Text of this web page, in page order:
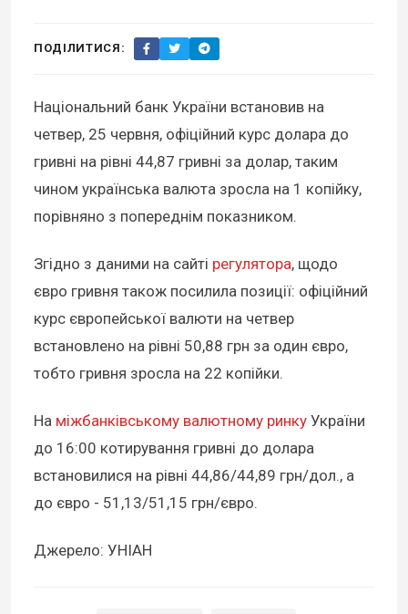
ПОДІЛИТИСЯ:
Національний банк України встановив на
четвер, 25 червня, офіційний курс долара до
гривні на рівні 44,87 гривні за долар, таким
чином українська валюта зросла на 1 копійку,
порівняно з попереднім показником.
Згідно з даними на сайті регулятора, щодо
євро гривня також посилила позиції: офіційний
курс європейської валюти на четвер
встановлено на рівні 50,88 грн за один євро,
тобто гривня зросла на 22 копійки.
На міжбанківському валютному ринку України
до 16:00 котирування гривні до долара
встановилися на рівні 44,86/44,89 грн/дол., а
до євро - 51,13/51,15 грн/євро.
Джерело: УНІАН